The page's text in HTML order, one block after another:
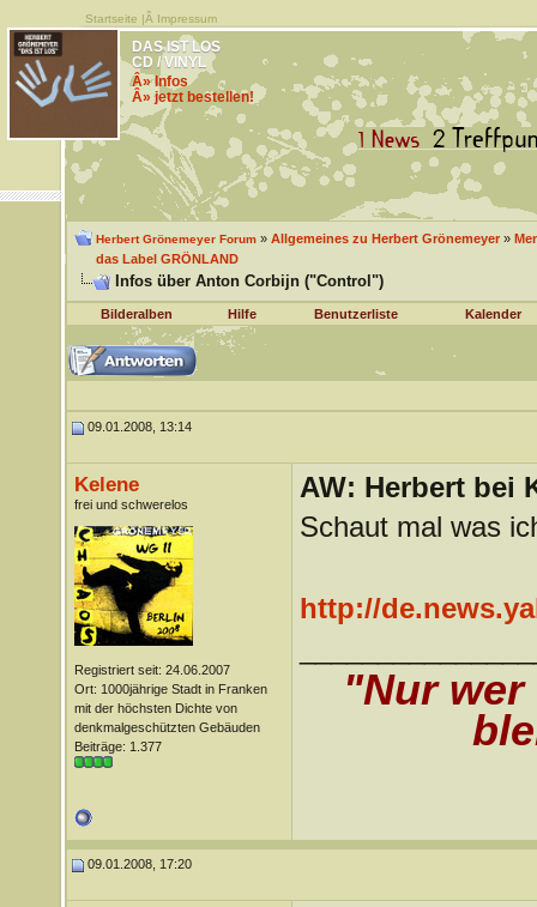
Startseite |Â Impressum
DAS IST LOS
CD / VINYL
Â» Infos
Â» jetzt bestellen!
Herbert Grönemeyer Forum» Allgemeines zu Herbert Grönemeyer»
das Label GRÖNLAND
Infos über Anton Corbijn ("Control")
Bilderalben Hilfe Benutzerliste Kalender
09.01.2008, 13:14
Kelene
frei und schwerelos
Registriert seit: 24.06.2007
Ort: 1000jährige Stadt in Franken
mit der höchsten Dichte von
denkmalgeschützten Gebäuden
Beiträge: 1.377
AW: Herbert bei
Schaut mal was
http://
"Nur
09.01.2008, 17:20